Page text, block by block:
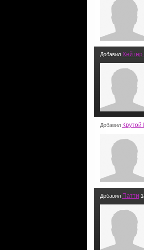
Добавил Хейтер
Добавил Крутой
Добавил Патти